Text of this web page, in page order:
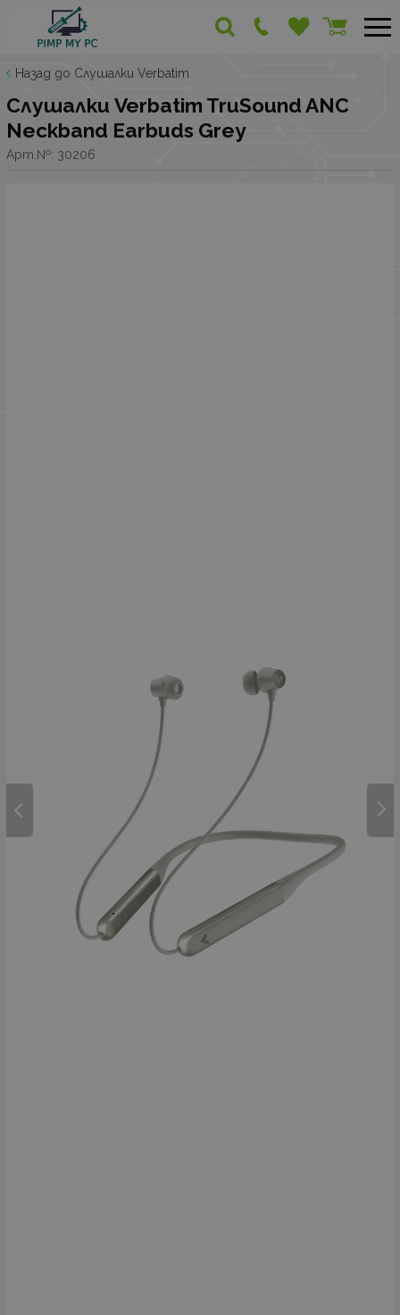
Назад до Слушалки Verbatim
Слушалки Verbatim TruSound ANC
Neckband Earbuds Grey
Арт.№: 30206